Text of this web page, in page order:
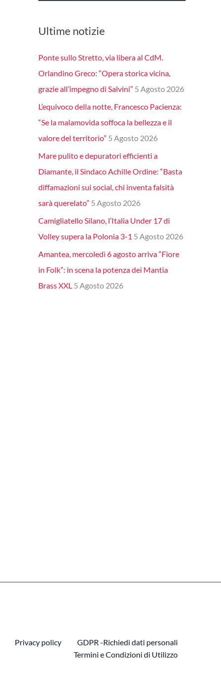
Ultime notizie
Ponte sullo Stretto, via libera al CdM.
Orlandino Greco: “Opera storica vicina,
grazie all’impegno di Salvini” 5 Agosto 2026
L’equivoco della notte, Francesco Pacienza:
“Se la malamovida soffoca la bellezza e il
valore del territorio” 5 Agosto 2026
Mare pulito e depuratori efficienti a
Diamante, il Sindaco Achille Ordine: “Basta
diffamazioni sui social, chi inventa falsità
sarà querelato” 5 Agosto 2026
Camigliatello Silano, l’Italia Under 17 di
Volley supera la Polonia 3-1 5 Agosto 2026
Amantea, mercoledì 6 agosto arriva “Fiore
in Folk”: in scena la potenza dei Mantia
Brass XXL 5 Agosto 2026
Privacy policy
GDPR -Richiedi dati personali
Termini e Condizioni di Utilizzo